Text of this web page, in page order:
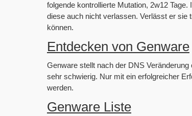
folgende kontrollierte Mutation, 2w12
diese auch nicht verlassen. Verlässt er
können.
Entdecken von Genware
Genware stellt nach der DNS
sehr schwierig. Nur mit ein erfolgreicher
werden.
Genware Liste